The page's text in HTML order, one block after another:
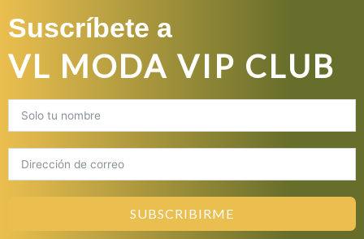
Suscríbete a
VL MODA VIP CLUB
SUBSCRIBIRME